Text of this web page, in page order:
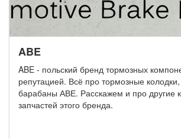
ABE
ABE - польский бренд тормозных
репутацией. Всё про тормозные
барабаны АВЕ. Расскажем и про другие
запчастей этого бренда.